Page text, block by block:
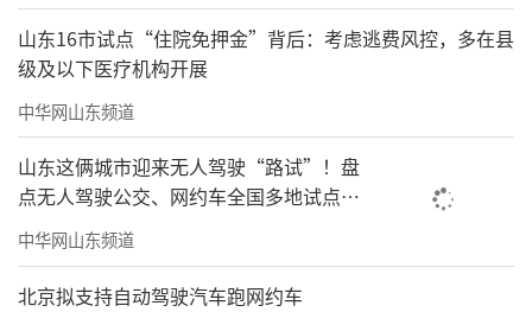
山东16市试点“住院免押金”背后：考虑逃费风控，多在县
级及以下医疗机构开展
中华网山东频道
山东这俩城市迎来无人驾驶“路试”！盘
点无人驾驶公交、网约车全国多地试点之
路
中华网山东频道
北京拟支持自动驾驶汽车跑网约车